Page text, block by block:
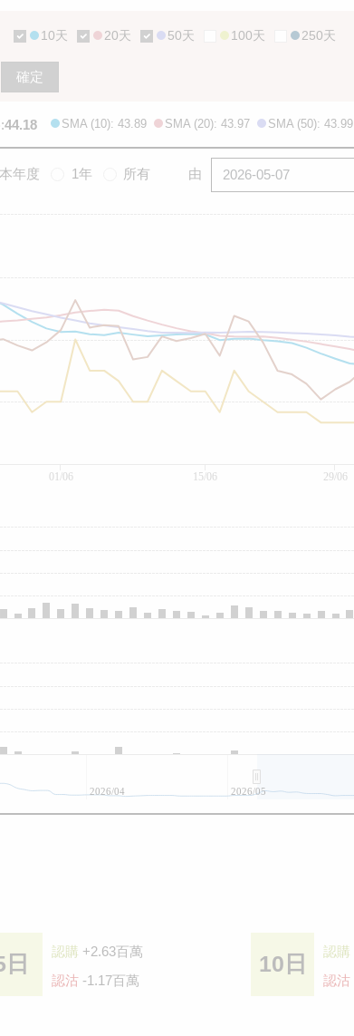
10天 20天 50天 100天 250天
確定
:44.18 SMA (10): 43.89 SMA (20): 43.97 SMA (50): 43.99
本年度 1年 所有 由
01/06 15/06 29/06
2026/04 2026/05
日 認購 +2.63百萬
認沽 -1.17百萬
10日 認購
認沽